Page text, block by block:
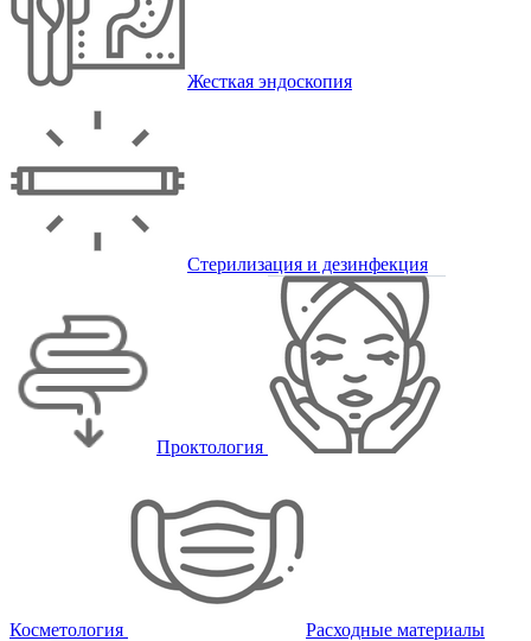
Жесткая эндоскопия
Стерилизация и дезинфекция
Проктология
Косметология Расходные материалы